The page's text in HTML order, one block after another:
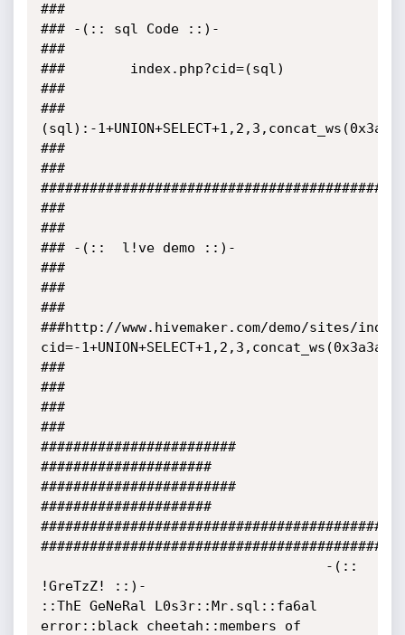
###
### -(:: sql Code ::)-
###
###        index.php?cid=(sql)
###
###
(sql):-
###
###
###
###
### -(::  l!ve demo ::)-
###
###
###
###http://www.hivemaker.com/demo/sites/
cid=-
###
###
###
###
########################
#####################
########################
#####################
!GreTzZ! ::)-
::ThE GeNeRal L0s3r::Mr.sql::fa6al
error::black cheetah::members of